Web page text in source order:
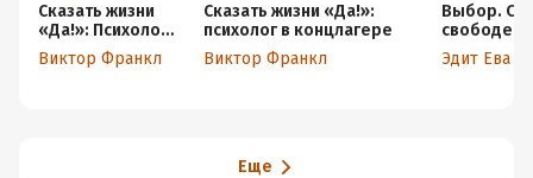
Сказать жизни
«Да!»: Психолог
в концлагере
Виктор Франкл
Сказать жизни «Да!»:
психолог в концлагере
Виктор Франкл
Выбор. О
свободе и
человека
Эдит Ева
Еще